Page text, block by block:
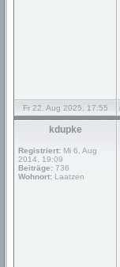
Fr 22. Aug 2025, 17:55
kdupke
Registriert: Mi 6. Aug
2014, 19:09
Beiträge: 736
Wohnort: Laatzen